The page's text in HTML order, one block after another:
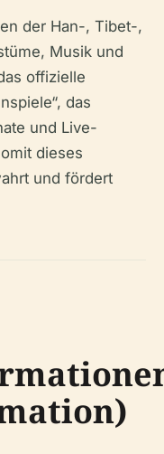
der Han-, Tibet-,
Musik und
offizielle
das
und Live-
dieses
und fördert